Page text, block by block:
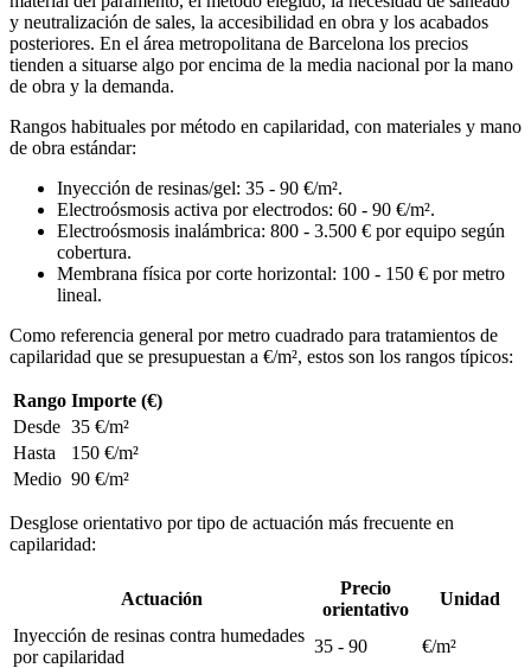
y neutralización de sales, la accesibilidad en obra y los acabados
posteriores. En el área metropolitana de Barcelona los precios
tienden a situarse algo por encima de la media nacional por la mano
de obra y la demanda.
Rangos habituales por método en capilaridad, con materiales y mano
de obra estándar:
Inyección de resinas/gel: 35 - 90 €/m².
Electroósmosis activa por electrodos: 60 - 90 €/m².
Electroósmosis inalámbrica: 800 - 3.500 € por equipo según
cobertura.
Membrana física por corte horizontal: 100 - 150 € por metro
lineal.
Como referencia general por metro cuadrado para tratamientos de
capilaridad que se presupuestan a €/m², estos son los rangos típicos:
Rango Importe (€)
Desde 35 €/m²
Hasta
150 €/m²
Medio 90 €/m²
Desglose orientativo por tipo de actuación más frecuente en
capilaridad:
Actuación
Precio
orientativo
Unidad
Inyección de resinas contra humedades
por capilaridad
35 - 90
€/m²